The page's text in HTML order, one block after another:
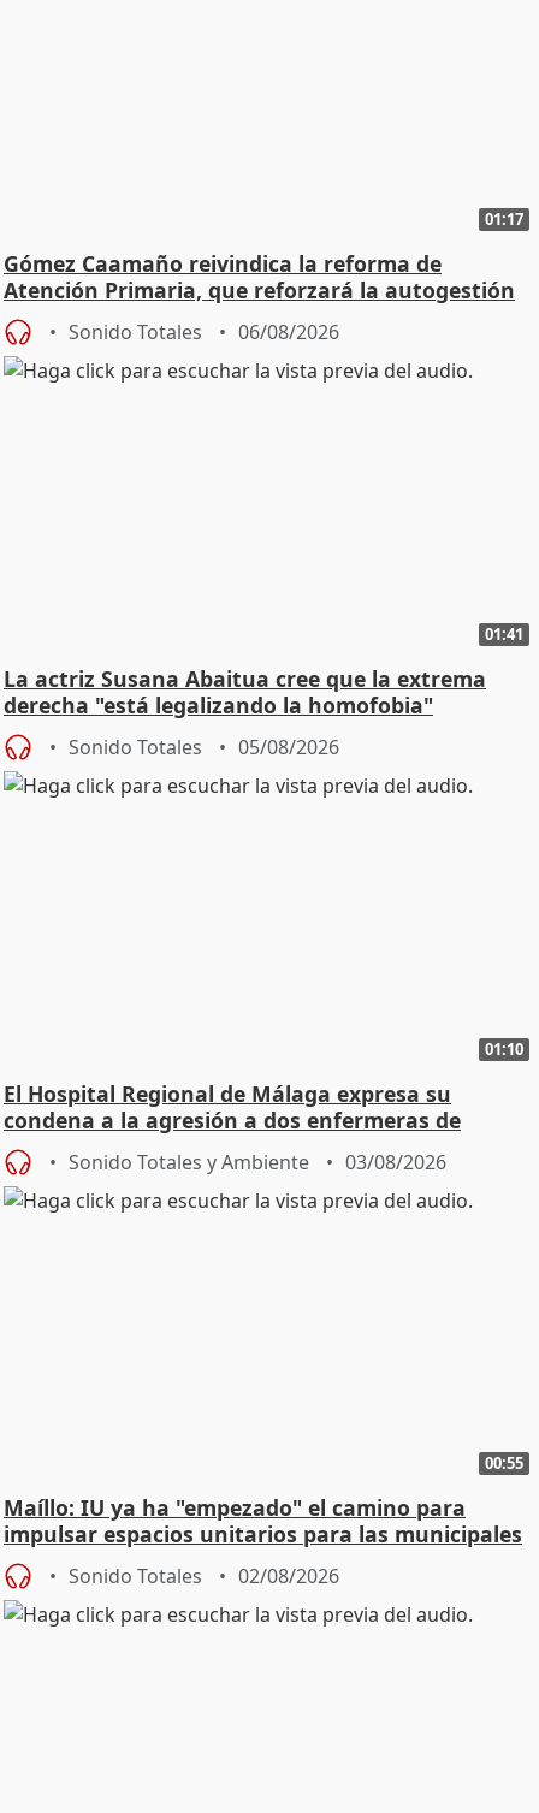
01:17
Gómez Caamaño reivindica la reforma de
Atención Primaria, que reforzará la autogestión
Sonido Totales 06/08/2026
01:41
La actriz Susana Abaitua cree que la extrema
derecha "está legalizando la homofobia"
Sonido Totales 05/08/2026
01:10
El Hospital Regional de Málaga expresa su
condena a la agresión a dos enfermeras de
Urgencias
Sonido Totales y Ambiente 03/08/2026
00:55
Maíllo: IU ya ha "empezado" el camino para
impulsar espacios unitarios para las municipales
Sonido Totales 02/08/2026